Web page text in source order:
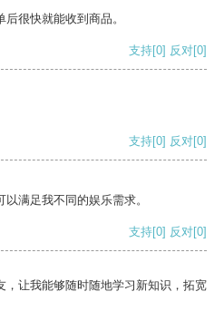
很快就能收到商品。
支持[0] 反对[0]
支持[0] 反对[0]
满足我不同的娱乐需求。
支持[0] 反对[0]
，让我能够随时随地学习新知识，拓宽